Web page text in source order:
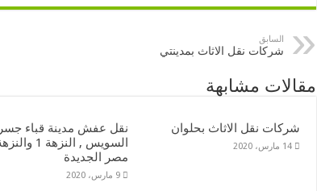
السابق
شركات نقل الاثاث بمدينتي
مقالات مشابهة
شركات نقل الاثاث بحلوان
14 مارس، 2020
نقل عفش مدينة قباء جسر
مصر الجديدة
9 مارس، 2020